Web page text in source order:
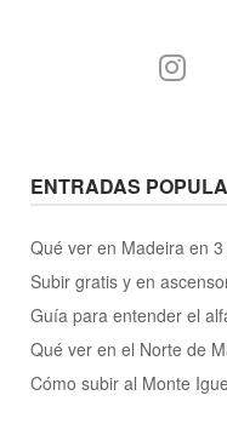
ENTRADAS
Qué ver en Madeira en
Subir gratis y en
Guía para entender el
Qué ver en el Norte de
Cómo subir al Monte